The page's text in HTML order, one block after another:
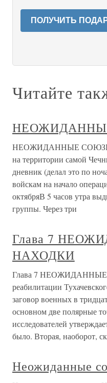
ПОЛУЧИТЬ
Читайте
НЕОЖИДАННЫЕ
на территории самой
дневник (делал это по
войскам на начало
октябряВ 5 часов утра
группы. Через три
Глава 7
НАХОДКИ
Глава 7
реабилитации
заговор военных в
основном две полярные
исследователей
было. Вторая, наоборот,
Неожиданные